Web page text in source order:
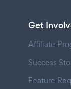
Get
Affiliate
Success
Feature